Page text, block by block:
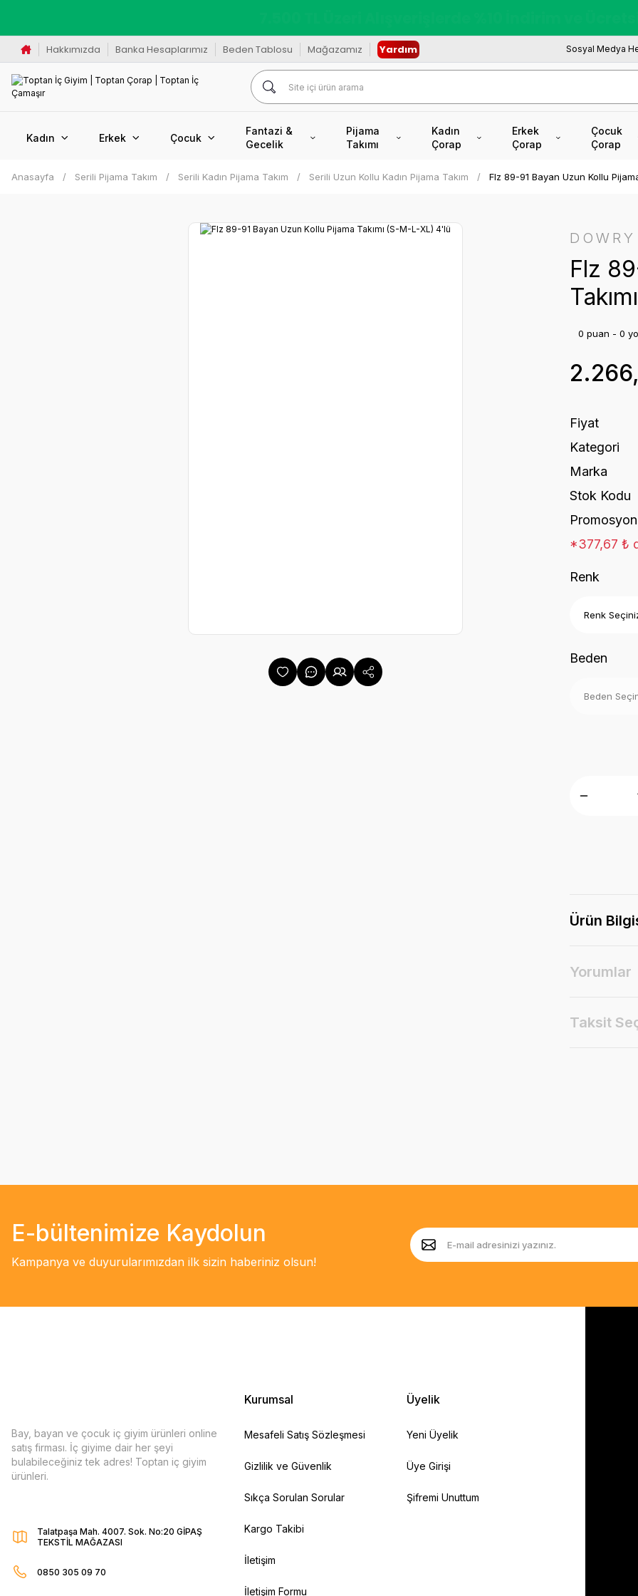
Hakkımızda Banka Hesaplarımız Beden Tablosu Mağazamız Yardım Sosyal Medya
Kadın Erkek Çocuk
Fantazi &
Gecelik
Pijama
Takımı
Kadın
Çorap
Erkek
Çorap
Çocuk
Çorap
Anasayfa Serili Pijama Takım Serili Kadın Pijama Takım Serili Uzun Kollu Kadın Pijama Takım Flz 89-91 Bayan Uzun Kollu
DOWRY
Flz
0 puan - 0
Fiyat
Kategori
Marka
Stok Kodu
Promosyon
*377,67 ₺
Renk
Beden
Ürün
Yorumlar
Taksit
E-bültenimize Kaydolun
Kampanya ve duyurularımızdan ilk sizin haberiniz olsun!
Bay, bayan ve çocuk iç giyim ürünleri online
satış firması. İç giyime dair her şeyi
bulabileceğiniz tek adres! Toptan iç giyim
ürünleri.
Talatpaşa Mah. 4007. Sok. No:20 GİPAŞ
TEKSTİL MAĞAZASI
0850 305 09 70
Kurumsal
Mesafeli Satış Sözleşmesi
Gizlilik ve Güvenlik
Sıkça Sorulan Sorular
Kargo Takibi
İletişim
İletişim Formu
Üyelik
Yeni Üyelik
Üye Girişi
Şifremi Unuttum